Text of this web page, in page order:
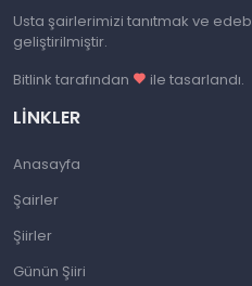
Usta şairlerimizi tanıtmak ve
geliştirilmiştir.
Bitlink tarafından
ile tasarlandı.
LINKLER
Anasayfa
Şairler
Şiirler
Günün Şiiri